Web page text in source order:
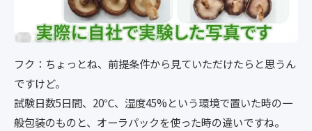
フク：ちょっとね、前提条件から見ていただけたらと思うん
ですけど。
試験日数5日間、20℃、湿度45%という環境で置いた時の一
般包装のものと、オーラパックを使った時の違いですね。